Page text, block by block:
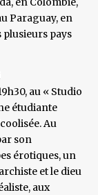
Paraguay, en
plusieurs pays
au « Studio
étudiante
Au
son
érotiques, un
et le dieu
aux